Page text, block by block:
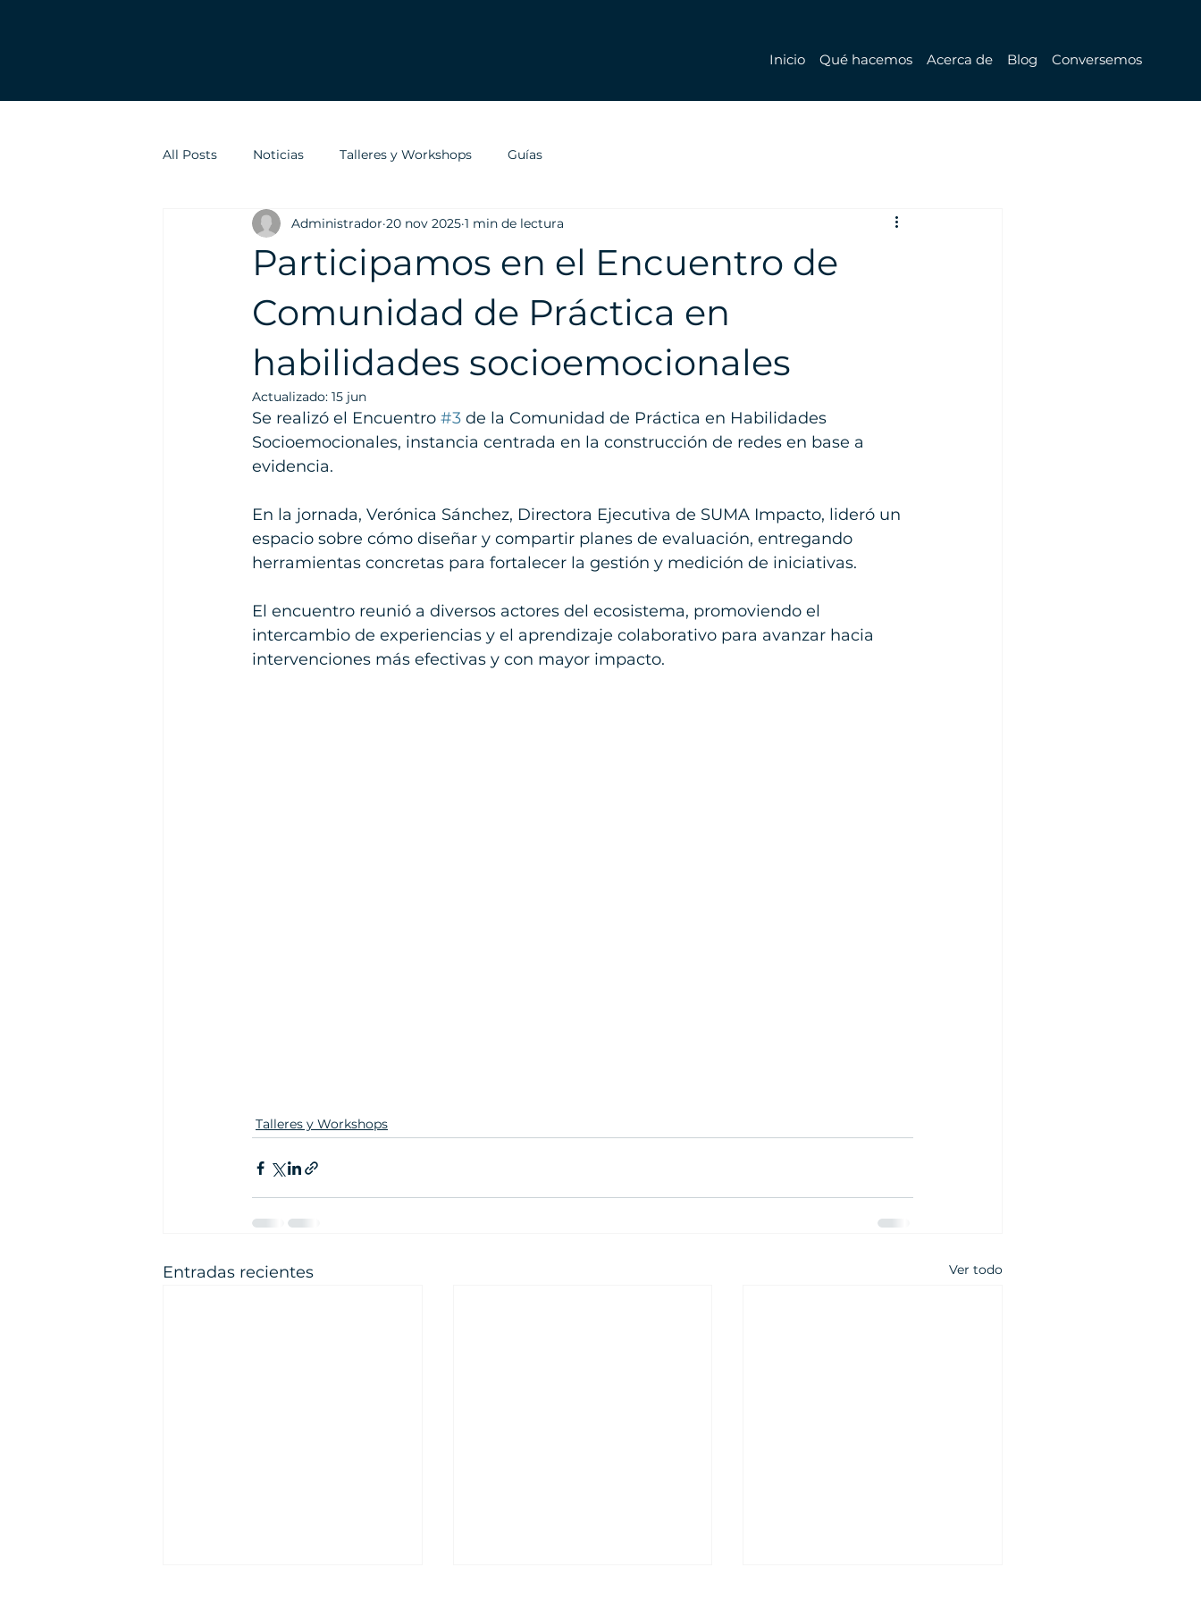
Inicio Qué hacemos Acerca de Blog Conversemos
All Posts Noticias Talleres y Workshops Guías
Participamos en el Encuentro de
Comunidad de Práctica en
habilidades socioemocionales
Administrador 20 nov 2025 1 min de lectura
Actualizado: 15 jun
Se realizó el Encuentro #3 de la Comunidad de Práctica en Habilidades
Socioemocionales, instancia centrada en la construcción de redes en base a
evidencia.
En la jornada, Verónica Sánchez, Directora Ejecutiva de SUMA Impacto, lideró un
espacio sobre cómo diseñar y compartir planes de evaluación, entregando
herramientas concretas para fortalecer la gestión y medición de iniciativas.
El encuentro reunió a diversos actores del ecosistema, promoviendo el
intercambio de experiencias y el aprendizaje colaborativo para avanzar hacia
intervenciones más efectivas y con mayor impacto.
Talleres y Workshops
Entradas recientes Ver todo